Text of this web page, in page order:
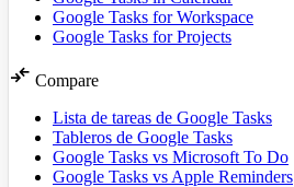
Google Tasks for Workspace
Google Tasks for Projects
compare_arrows Compare
Lista de tareas de Google Tasks
Tableros de Google Tasks
Google Tasks vs Microsoft To Do
Google Tasks vs Apple Reminders